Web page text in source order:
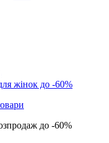
жінок до -60%
до -60%